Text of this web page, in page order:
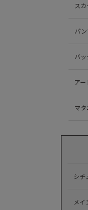
スカ
パ
バ
アー
マタ
シチ
メイ